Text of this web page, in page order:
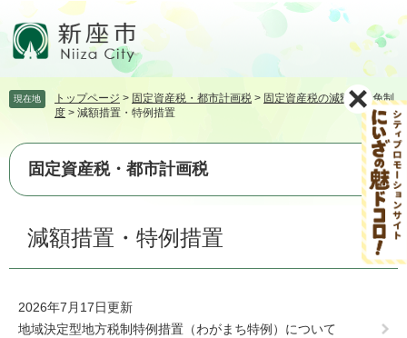
頭
す。
飛
て
本
現在地 トップページ > 固定資産税・都市計画税 > 固定資産税の減額・減免制
度 > 減額措置・特例措置
固定資産税・都市計画税
減額措置・特例措置
2026年7月17日更新
地域決定型地方税制特例措置（わがまち特例）について